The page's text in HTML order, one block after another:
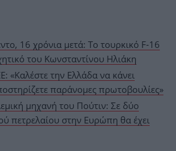
16 χρόνια μετά: Το τουρκικό F-16
του Κωνσταντίνου Ηλιάκη
«Καλέστε την Ελλάδα να κάνει
παράνομες πρωτοβουλίες»
μηχανή του Πούτιν: Σε δύο
πετρελαίου στην Ευρώπη θα έχει